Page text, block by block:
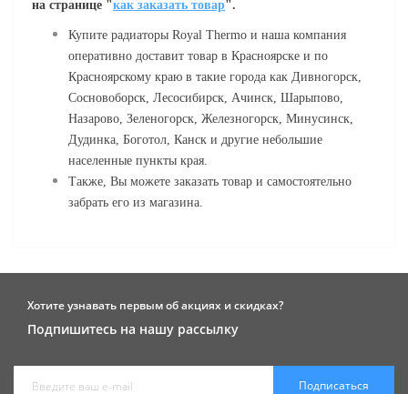
на странице "как заказать товар".
Купите радиаторы Royal Thermo и наша компания
оперативно доставит товар в Красноярске и по
Красноярскому краю в такие города как Дивногорск,
Сосновоборск, Лесосибирск, Ачинск, Шарыпово,
Назарово, Зеленогорск, Железногорск, Минусинск,
Дудинка, Боготол, Канск и другие небольшие
населенные пункты края.
Также, Вы можете заказать товар и самостоятельно
забрать его из магазина.
Хотите узнавать первым об акциях и скидках?
Подпишитесь на нашу рассылку
Подписаться